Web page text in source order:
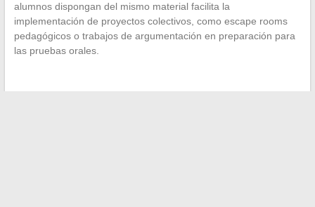
alumnos dispongan del mismo material facilita la
implementación de proyectos colectivos, como escape rooms
pedagógicos o trabajos de argumentación en preparación para
las pruebas orales.